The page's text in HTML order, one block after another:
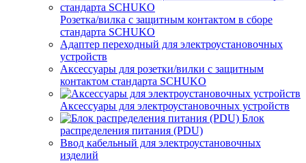
Розетка/вилка с защитным контактом в сборе
стандарта SCHUKO
Адаптер переходный для электроустановочных
устройств
Аксессуары для розетки/вилки с защитным
контактом стандарта SCHUKO
Аксессуары для электроустановочных устройств
Блок
распределения питания (PDU)
Ввод кабельный для электроустановочных
изделий